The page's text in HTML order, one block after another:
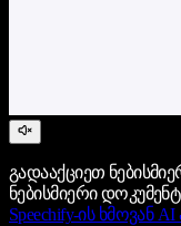
გადააქციეთ
ნებისმიერი
Speechify-ის ხმოვან AI